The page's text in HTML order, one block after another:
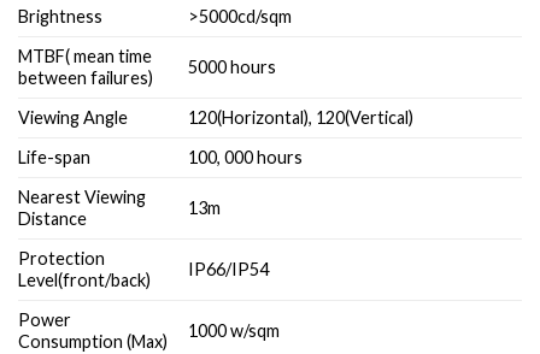
Brightness
>5000cd/sqm
MTBF( mean time
between failures)
5000 hours
Viewing Angle
120(Horizontal), 120(Vertical)
Life-span
100, 000 hours
Nearest Viewing
Distance
13m
Protection
Level(front/back)
IP66/IP54
Power
Consumption (Max)
1000 w/sqm